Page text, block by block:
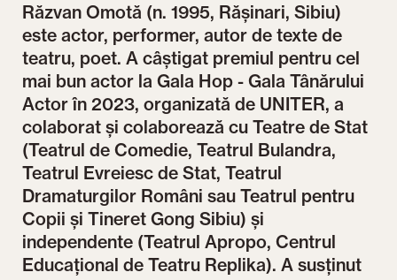
Răzvan Omotă (n. 1995, Rășinari, Sibiu)
este actor, performer, autor de texte de
teatru, poet. A câștigat premiul pentru cel
mai bun actor la Gala Hop - Gala Tânărului
Actor în 2023, organizată de UNITER, a
colaborat și colaborează cu Teatre de Stat
(Teatrul de Comedie, Teatrul Bulandra,
Teatrul Evreiesc de Stat, Teatrul
Dramaturgilor Români sau Teatrul pentru
Copii și Tineret Gong Sibiu) și
independente (Teatrul Apropo, Centrul
Educațional de Teatru Replika). A susținut